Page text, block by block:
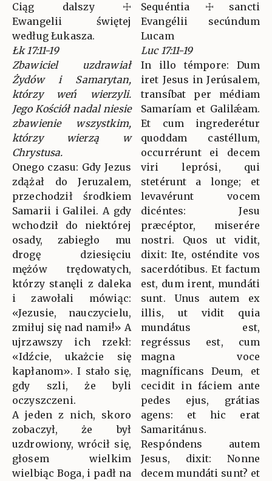
Ciąg dalszy ☩
Ewangelii świętej
według Łukasza.
Łk 17:11-19
Zbawiciel uzdrawiał
Żydów i Samarytan,
którzy weń wierzyli.
Jego Kościół nadal niesie
zbawienie wszystkim,
którzy wierzą w
Chrystusa.
Onego czasu: Gdy Jezus
zdążał do Jeruzalem,
przechodził środkiem
Samarii i Galilei. A gdy
wchodził do niektórej
osady, zabiegło mu
drogę dziesięciu
mężów trędowatych,
którzy stanęli z daleka
i zawołali mówiąc:
«Jezusie, nauczycielu,
zmiłuj się nad nami!» A
ujrzawszy ich rzekł:
«Idźcie, ukażcie się
kapłanom». I stało się,
gdy szli, że byli
oczyszczeni.
A jeden z nich, skoro
zobaczył, że był
uzdrowiony, wrócił się,
głosem wielkim
wielbiąc Boga, i padł na
Sequéntia ☩ sancti
Evangélii secúndum
Lucam
Luc 17:11-19
In illo témpore: Dum
iret Jesus in Jerúsalem,
transíbat per médiam
Samaríam et Galilǽam.
Et cum ingrederétur
quoddam castéllum,
occurrérunt ei decem
viri leprósi, qui
stetérunt a longe; et
levavérunt vocem
dicéntes: Jesu
præcéptor, miserére
nostri. Quos ut vidit,
dixit: Ite, osténdite vos
sacerdótibus. Et factum
est, dum irent, mundáti
sunt. Unus autem ex
illis, ut vidit quia
mundátus est,
regréssus est, cum
magna voce
magníficans Deum, et
cecidit in fáciem ante
pedes ejus, grátias
agens: et hic erat
Samaritánus.
Respóndens autem
Jesus, dixit: Nonne
decem mundáti sunt? et